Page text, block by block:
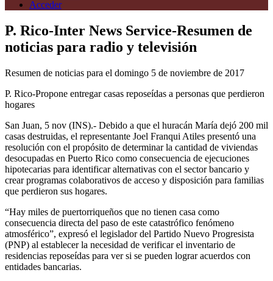
Acceder
P. Rico-Inter News Service-Resumen de
noticias para radio y televisión
Resumen de noticias para el domingo 5 de noviembre de 2017
P. Rico-Propone entregar casas reposeídas a personas que perdieron
hogares
San Juan, 5 nov (INS).- Debido a que el huracán María dejó 200 mil
casas destruidas, el representante Joel Franqui Atiles presentó una
resolución con el propósito de determinar la cantidad de viviendas
desocupadas en Puerto Rico como consecuencia de ejecuciones
hipotecarias para identificar alternativas con el sector bancario y
crear programas colaborativos de acceso y disposición para familias
que perdieron sus hogares.
“Hay miles de puertorriqueños que no tienen casa como
consecuencia directa del paso de este catastrófico fenómeno
atmosférico”, expresó el legislador del Partido Nuevo Progresista
(PNP) al establecer la necesidad de verificar el inventario de
residencias reposeídas para ver si se pueden lograr acuerdos con
entidades bancarias.